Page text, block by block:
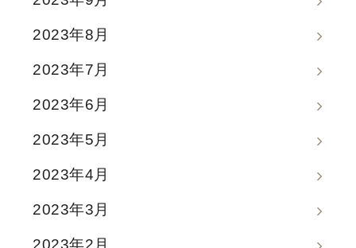
2023年8月
2023年7月
2023年6月
2023年5月
2023年4月
2023年3月
2023年2月